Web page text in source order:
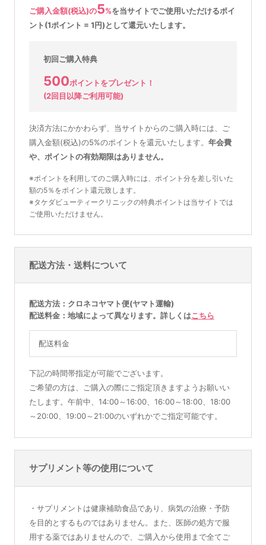
ご購入金額(税込)の5%を当サイトでご使用いただけるポイ
ント(1ポイント = 1円)として還元いたします。
初回ご購入特典
500ポイントをプレゼント！
(2回目以降ご利用可能)
決済方法にかかわらず、当サイトからのご購入時には、ご
購入金額(税込)の5%のポイントを還元いたします。 年会費
や、ポイントの有効期限はありません。
※ポイントを利用してのご購入時には、ポイント分を差し引いた
額の5％をポイント還元致します。
※タケダビューティークリニックの特典ポイントは当サイトでは
ご使用いただけません。
配送方法・送料について
配送方法
クロネコヤマト便(ヤマト運輸)
配送料金
地域によって異なります。詳しくはこちら
配送料金
下記の時間帯指定が可能でございます。
ご希望の方は、ご購入の際にご指定頂きますようお願いい
たします。午前中、14:00～16:00、16:00～18:00、18:00
～20:00、19:00～21:00のいずれかでご指定可能です。
サプリメント等の使用について
・サプリメントは健康補助食品であり、病気の治療・予防
を目的とするものではありません。また、医師の処方で服
用する薬ではありませんので、ご購入から使用まで全てご